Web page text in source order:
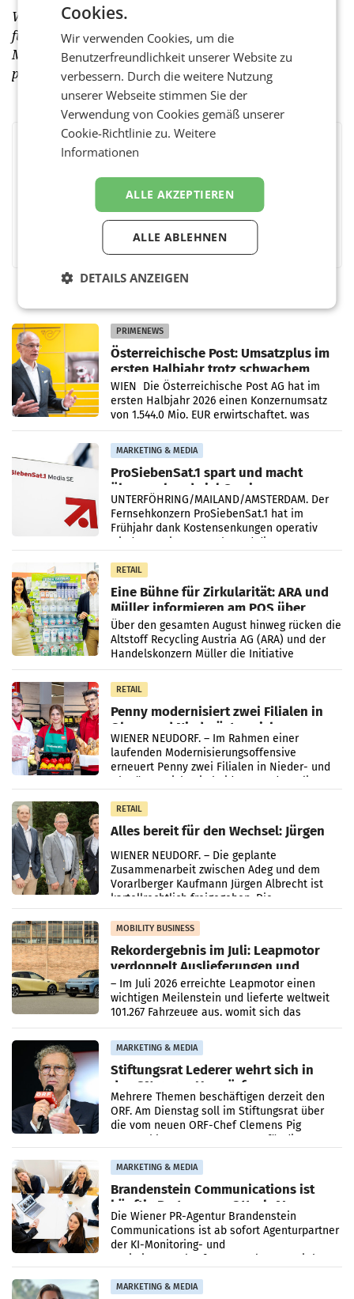
Willy Bauer war 20 Jahre lang Generalimporteur von
führenden Marken im Bereich Musikinstrumente und
Musikelektronik für Österreich und Ungarn. Er gilt als
profunder Kenner der heimischen Musikszene.
BEWERTEN SIE DIESEN ARTIKEL
Twitter
PRIMENEWS
Österreichische Post: Umsatzplus im
ersten Halbjahr trotz schwachem
Briefgeschäft
WIEN Die Österreichische Post AG hat im
ersten Halbjahr 2026 einen Konzernumsatz
von 1.544,0 Mio. EUR erwirtschaftet, was
einem Plus von 3,8 Prozent gegenüber dem
Vergleichszeitraum
MARKETING & MEDIA
ProSiebenSat.1 spart und macht
überraschend viel Gewinn
UNTERFÖHRING/MAILAND/AMSTERDAM. Der
Fernsehkonzern ProSiebenSat.1 hat im
Frühjahr dank Kostensenkungen operativ
wieder Gewinn gemacht und die
RETAIL
Eine Bühne für Zirkularität: ARA und
Müller informieren am POS über
Kreislauffähigkeit
Über den gesamten August hinweg rücken die
Altstoff Recycling Austria AG (ARA) und der
Handelskonzern Müller die Initiative
„Kreislauf-Helden“ in allen österreichischen
Müller-Filialen
RETAIL
Penny modernisiert zwei Filialen in
Ober- und Niederösterreich
WIENER NEUDORF. – Im Rahmen einer
laufenden Modernisierungsoffensive
erneuert Penny zwei Filialen in Nieder- und
Oberösterreich. Die beiden Standorte liegen
RETAIL
Alles bereit für den Wechsel: Jürgen
Albrecht setzt ab 1.1.2027 auf Adeg
WIENER NEUDORF. – Die geplante
Zusammenarbeit zwischen Adeg und dem
Vorarlberger Kaufmann Jürgen Albrecht ist
kartellrechtlich freigegeben: Die
Bundeswettbewerbsbehörde und der
Bundeskartellanwalt
MOBILITY BUSINESS
Rekordergebnis im Juli: Leapmotor
verdoppelt Auslieferungen und
überschreitet die 100.000er-Marke
– Im Juli 2026 erreichte Leapmotor einen
wichtigen Meilenstein und lieferte weltweit
101.267 Fahrzeuge aus, womit sich das
Ergebnis gegenüber Juli 2025 mehr als
verdoppelte (+102
MARKETING & MEDIA
Stiftungsrat Lederer wehrt sich in
den SN gegen Vorwürfe
Mehrere Themen beschäftigen derzeit den
ORF. Am Dienstag soll im Stiftungsrat über
die vom neuen ORF-Chef Clemens Pig
vorgeschlagenen Besetzungen für die
MARKETING & MEDIA
Brandenstein Communications ist
künftig Partner von OtterlyAI
Die Wiener PR-Agentur Brandenstein
Communications ist ab sofort Agenturpartner
der KI-Monitoring- und
Optimierungsplattform OtterlyAI. Damit baut
MARKETING & MEDIA
Cookies.
Wir verwenden Cookies, um die
Benutzerfreundlichkeit unserer Website zu
verbessern. Durch die weitere Nutzung
unserer Webseite stimmen Sie der
Verwendung von Cookies gemäß unserer
Cookie-Richtlinie zu.Weitere
Informationen
ALLE AKZEPTIEREN
ALLE ABLEHNEN
DETAILS ANZEIGEN